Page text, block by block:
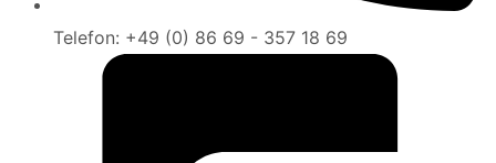
Telefon: +49 (0) 86 69 - 357 18 69